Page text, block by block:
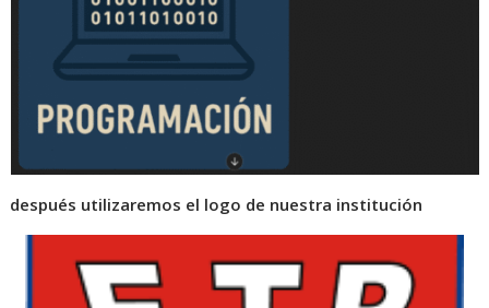
después utilizaremos el logo de nuestra institución